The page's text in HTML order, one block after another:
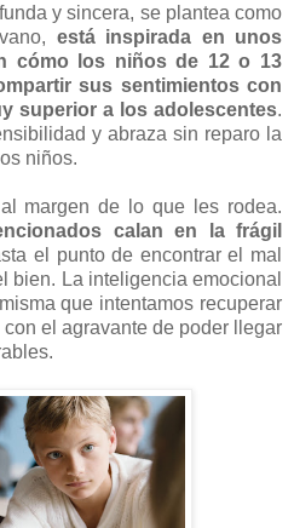
y sincera, se plantea como
está inspirada en unos
cómo los niños de 12 o 13
sus sentimientos con
superior a los adolescentes.
y abraza sin reparo la
niños.
margen de lo que les rodea.
calan en la frágil
el punto de encontrar el mal
bien. La inteligencia emocional
que intentamos recuperar
el agravante de poder llegar